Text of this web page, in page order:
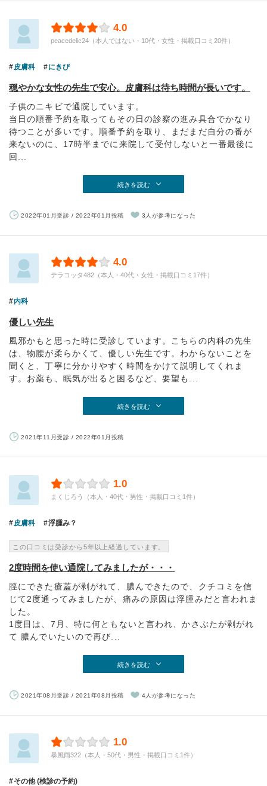
4.0
peacedelic24（本人ではない・10代・女性・掲載口コミ20件）
皮膚科 にきび
穏やかな女性の先生で安心。皮膚科は待ち時間が長いです。
子供のニキビで通院しています。
当日の順番予約を取ってもその日の診察の進み具合でかなり
待つことが多いです。順番予約を取り、まだまだ自分の番が
来ないのに、17時半までに来院して受付しないと一番最後に
回...
続きを読む
2022年01月受診 / 2022年01月投稿 3人が参考になった
4.0
テラコッタ482（本人・40代・女性・掲載口コミ17件）
内科
優しい先生
風邪かもと思った時に受診しています。こちらの内科の先生
は、物腰が柔らかくて、優しい先生です。わからないことを
聞くと、丁寧に分かりやすく時間をかけて説明してくれま
す。お薬も、眠気が出ると困るなど、要望も...
続きを読む
2021年11月受診 / 2022年01月投稿
1.0
まくじろう（本人・40代・男性・掲載口コミ1件）
皮膚科 浮腫み？
この口コミは受診から5年以上経過しています。
2度時間を使い通院してみましたが・・・
脛にできた瘡蓋が剥がれて、膿んできたので、クチコミを信
じて2度通ってみましたが、痛みの原因は浮腫みだと言われま
した。
1度目は、7月、特に何ともないと言われ、かさぶたが剥がれ
て 膿んでいたいので再び...
続きを読む
2021年08月受診 / 2021年08月投稿 4人が参考になった
1.0
暴風雨322（本人・50代・男性・掲載口コミ1件）
その他 (検診の予約)